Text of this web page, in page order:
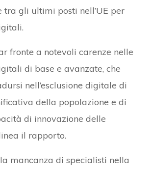
tra gli ultimi posti nell’UE per
fronte a notevoli carenze nelle
di base e avanzate, che
nell’esclusione digitale di
della popolazione e di
di innovazione delle
il rapporto.
mancanza di specialisti nella